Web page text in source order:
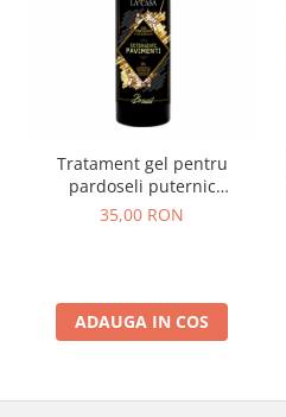
Tratament gel pentru
pardoseli puternic
parfumat, Brasil 750ml
35,00 RON
ADAUGA IN COS